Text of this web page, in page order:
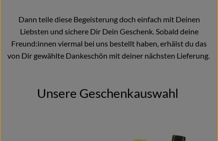
Wein
Angebote & Neues
Dann teile diese Begeisterung doch einfach mit Deinen
Liebsten und sichere Dir Dein Geschenk. Sobald deine
Freund:innen viermal bei uns bestellt haben, erhälst du das
von Dir gewählte Dankeschön mit deiner nächsten Lieferung.
Unsere Geschenkauswahl